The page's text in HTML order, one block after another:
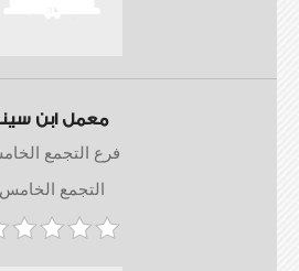
معمل ابن
فرع التجمع
التجمع الخامس